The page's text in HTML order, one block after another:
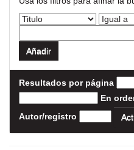
Resultados por página
En
Autor/registro